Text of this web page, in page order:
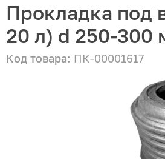
Прокладка под
20 л) d 250-300
Код товара: ПК-00001617